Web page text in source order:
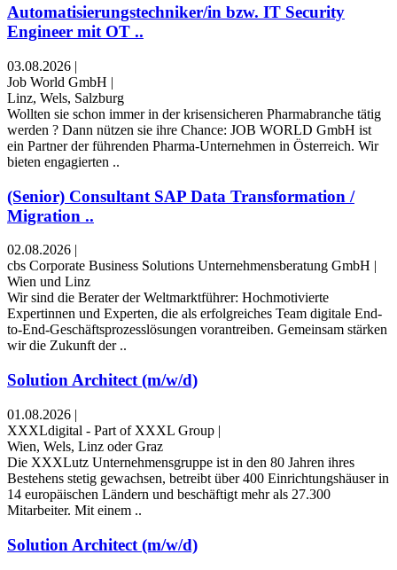
Automatisierungstechniker/in bzw. IT Security
Engineer mit OT ..
03.08.2026 |
Job World GmbH |
Linz, Wels, Salzburg
Wollten sie schon immer in der krisensicheren Pharmabranche tätig
werden ? Dann nützen sie ihre Chance: JOB WORLD GmbH ist
ein Partner der führenden Pharma-Unternehmen in Österreich. Wir
bieten engagierten ..
(Senior) Consultant SAP Data Transformation /
Migration ..
02.08.2026
cbs Corporate Business Solutions Unternehmensberatung GmbH
Wien und Linz
Wir sind die Berater der Weltmarktführer: Hochmotivierte
Expertinnen und Experten, die als erfolgreiches Team digitale End-
to-End-Geschäftsprozesslösungen vorantreiben. Gemeinsam stärken
wir die Zukunft der ..
Solution Architect (m/w/d)
01.08.2026 |
XXXLdigital - Part of XXXL Group |
Wien, Wels, Linz oder Graz
Die XXXLutz Unternehmensgruppe ist in den 80 Jahren ihres
Bestehens stetig gewachsen, betreibt über 400 Einrichtungshäuser in
14 europäischen Ländern und beschäftigt mehr als 27.300
Mitarbeiter. Mit einem ..
Solution Architect (m/w/d)